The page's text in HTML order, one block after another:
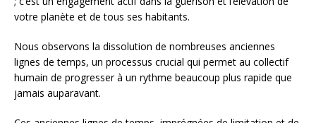
votre planète et de tous ses habitants.
Nous observons la dissolution de nombreuses anciennes
lignes de temps, un processus crucial qui permet au collectif
humain de progresser à un rythme beaucoup plus rapide que
jamais auparavant.